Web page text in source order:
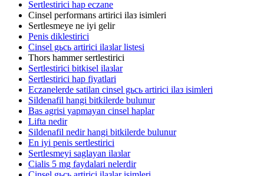
Sertlestirici hap eczane
Cinsel performans artirici ilaз isimleri
Sertlesmeye ne iyi gelir
Penis diklestirici
Cinsel gьcь artirici ilaзlar listesi
Thors hammer sertlestirici
Sertlestirici bitkisel ilaзlar
Sertlestirici hap fiyatlari
Eczanelerde satilan cinsel gьcь artirici ilaз isimleri
Sildenafil hangi bitkilerde bulunur
Bas agrisi yapmayan cinsel haplar
Lifta nedir
Sildenafil nedir hangi bitkilerde bulunur
En iyi penis sertlestirici
Sertlesmeyi saglayan ilaзlar
Cialis 5 mg faydalari nelerdir